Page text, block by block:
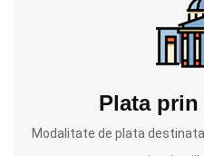
Plata prin
Modalitate de plata